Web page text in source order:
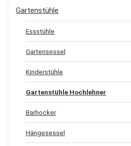
Gartenstühle
Essstühle
Gartensessel
Kinderstühle
Gartenstühle Hochlehner
Barhocker
Hängesessel